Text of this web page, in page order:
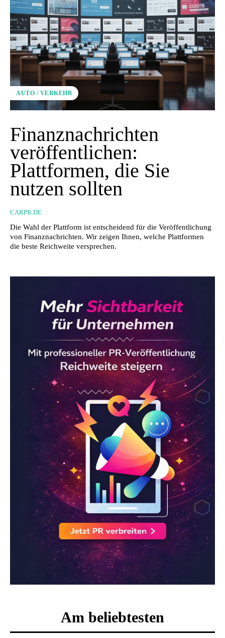
AUTO / VERKEHR
Finanznachrichten
veröffentlichen:
Plattformen, die Sie
nutzen sollten
CARPR.DE
Die Wahl der Plattform ist entscheidend für die Veröffentlichung
von Finanznachrichten. Wir zeigen Ihnen, welche Plattformen
die beste Reichweite versprechen.
Am beliebtesten